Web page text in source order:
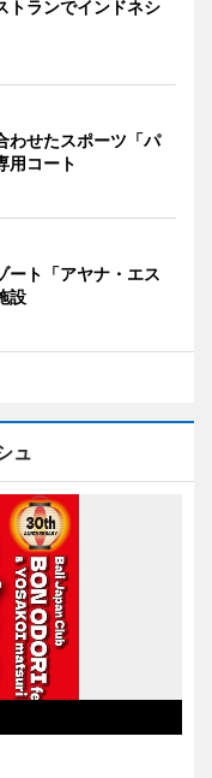
トランでインドネシ
わせたスポーツ「パ
コート
ート「アヤナ・エス
設
ュ